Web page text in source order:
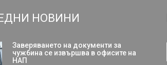
НОВИНИ
Заверяването на документи за
чужбина се извършва в офисите на
НАП